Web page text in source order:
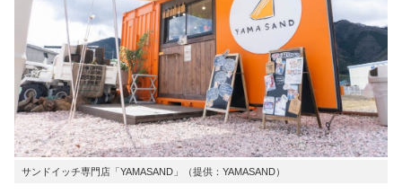
サンドイッチ専門店「YAMASAND」（提供：YAMASAND）